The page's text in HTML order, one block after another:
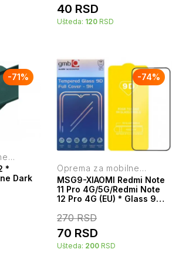
40 RSD
Ušteda: 120 RSD
-71%
*
Dark
-74%
Oprema za mobilne
telefone
MSG9-XIAOMI Redmi Note
11 Pro 4G/5G/Redmi Note
12 Pro 4G (EU) * Glass 9D
270RSD
70 RSD
Ušteda: 200 RSD